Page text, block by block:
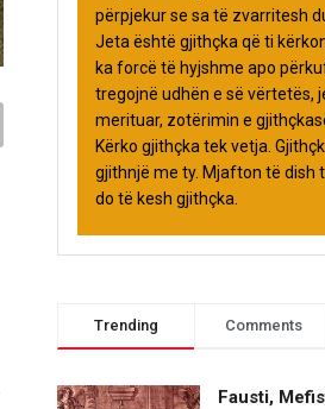
përpjekur se sa të zvarritesh
Jeta është gjithçka që ti
ka forcë të hyjshme apo
tregojnë udhën e së vërtetës,
merituar, zotërimin e
Kërko gjithçka tek vetja.
gjithnjë me ty. Mjafton të dish
do të kesh gjithçka.
Trending Comments
Fausti,